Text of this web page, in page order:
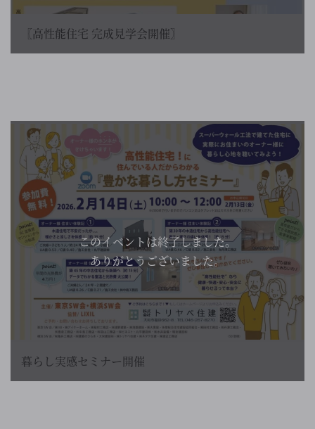
〖高性能住宅 完成見学会開催〗
暮らし実感セミナー開催
このイベントは終了しました。
ありがとうございました。